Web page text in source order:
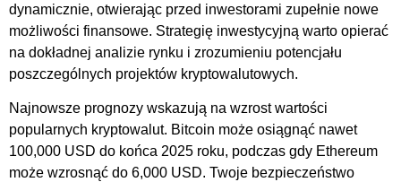
dynamicznie, otwierając przed inwestorami zupełnie nowe
możliwości finansowe. Strategię inwestycyjną warto opierać
na dokładnej analizie rynku i zrozumieniu potencjału
poszczególnych projektów kryptowalutowych.
Najnowsze prognozy wskazują na wzrost wartości
popularnych kryptowalut. Bitcoin może osiągnąć nawet
100,000 USD do końca 2025 roku, podczas gdy Ethereum
może wzrosnąć do 6,000 USD. Twoje bezpieczeństwo